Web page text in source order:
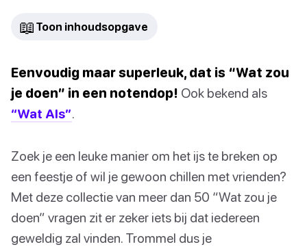
📖 Toon inhoudsopgave
Eenvoudig maar superleuk, dat is “Wat zou
je doen” in een notendop! Ook bekend als
“Wat Als”.
Zoek je een leuke manier om het ijs te breken op
een feestje of wil je gewoon chillen met vrienden?
Met deze collectie van meer dan 50 “Wat zou je
doen” vragen zit er zeker iets bij dat iedereen
geweldig zal vinden. Trommel dus je